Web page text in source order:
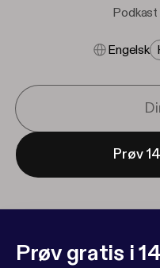
Podkast
Engelsk
Prøv
Prøv gratis i